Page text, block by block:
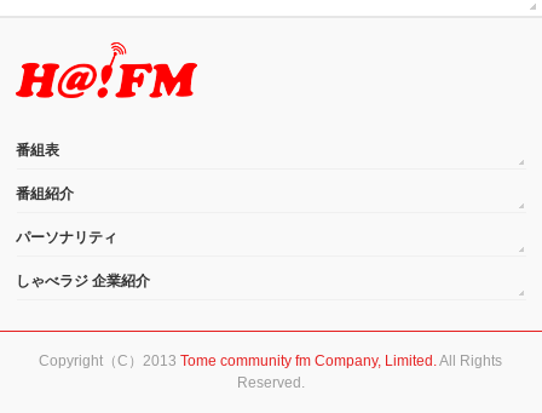
番組表
番組紹介
パーソナリティ
しゃべラジ 企業紹介
Copyright（C）2013Tome community fm Company, Limited.All Rights
Reserved.